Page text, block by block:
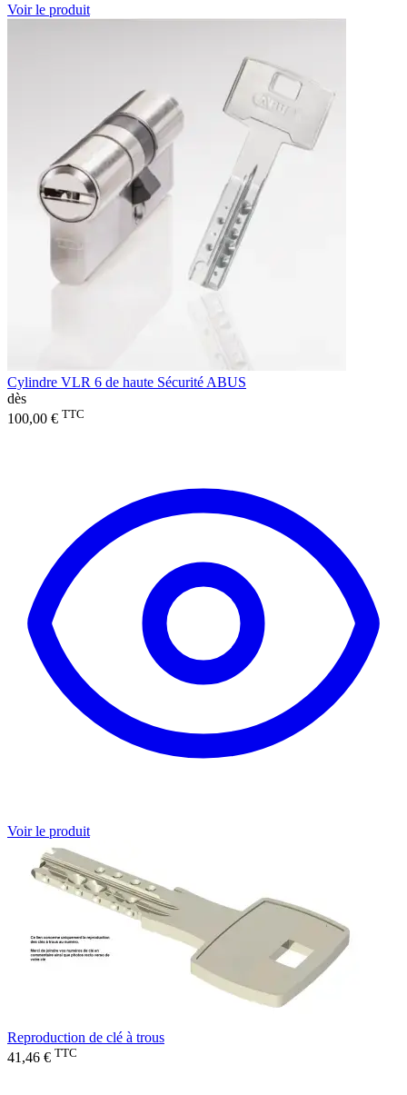
Voir le produit
Cylindre VLR 6 de haute Sécurité ABUS
dès
100,00 € TTC
Voir le produit
Reproduction de clé à trous
41,46 € TTC